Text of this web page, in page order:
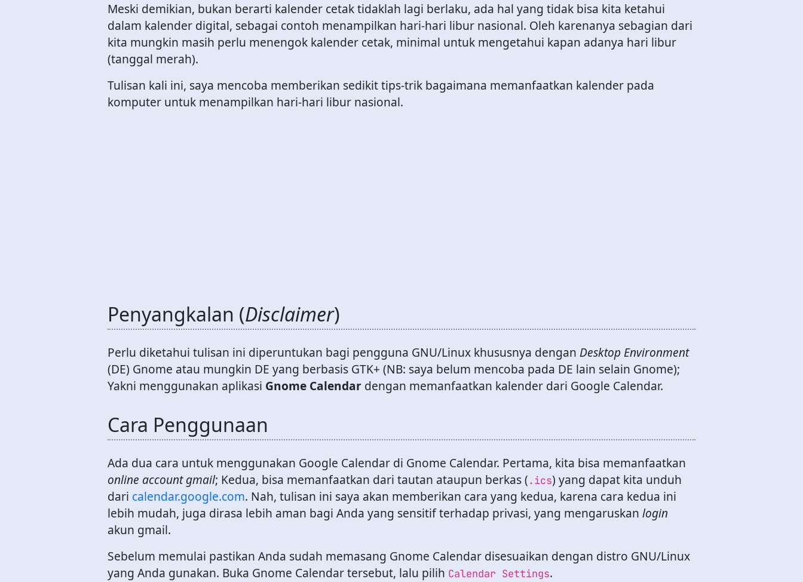
Meski demikian, bukan berarti kalender cetak tidaklah lagi berlaku, ada hal yang tidak bisa kita ketahui
dalam kalender digital, sebagai contoh menampilkan hari-hari libur nasional. Oleh karenanya sebagian dari
kita mungkin masih perlu menengok kalender cetak, minimal untuk mengetahui kapan adanya hari libur
(tanggal merah).
Tulisan kali ini, saya mencoba memberikan sedikit tips-trik bagaimana memanfaatkan kalender pada
komputer untuk menampilkan hari-hari libur nasional.
Penyangkalan (Disclaimer)
Perlu diketahui tulisan ini diperuntukan bagi pengguna GNU/Linux khususnya dengan Desktop Environment
(DE) Gnome atau mungkin DE yang berbasis GTK+ (NB: saya belum mencoba pada DE lain selain Gnome);
Yakni menggunakan aplikasi Gnome Calendar dengan memanfaatkan kalender dari Google Calendar.
Cara Penggunaan
Ada dua cara untuk menggunakan Google Calendar di Gnome Calendar. Pertama, kita bisa memanfaatkan
online account gmail; Kedua, bisa memanfaatkan dari tautan ataupun berkas (.ics) yang dapat kita unduh
dari calendar.google.com. Nah, tulisan ini saya akan memberikan cara yang kedua, karena cara kedua ini
lebih mudah, juga dirasa lebih aman bagi Anda yang sensitif terhadap privasi, yang mengaruskan login
akun gmail.
Sebelum memulai pastikan Anda sudah memasang Gnome Calendar disesuaikan dengan distro GNU/Linux
yang Anda gunakan. Buka Gnome Calendar tersebut, lalu pilih Calendar Settings.